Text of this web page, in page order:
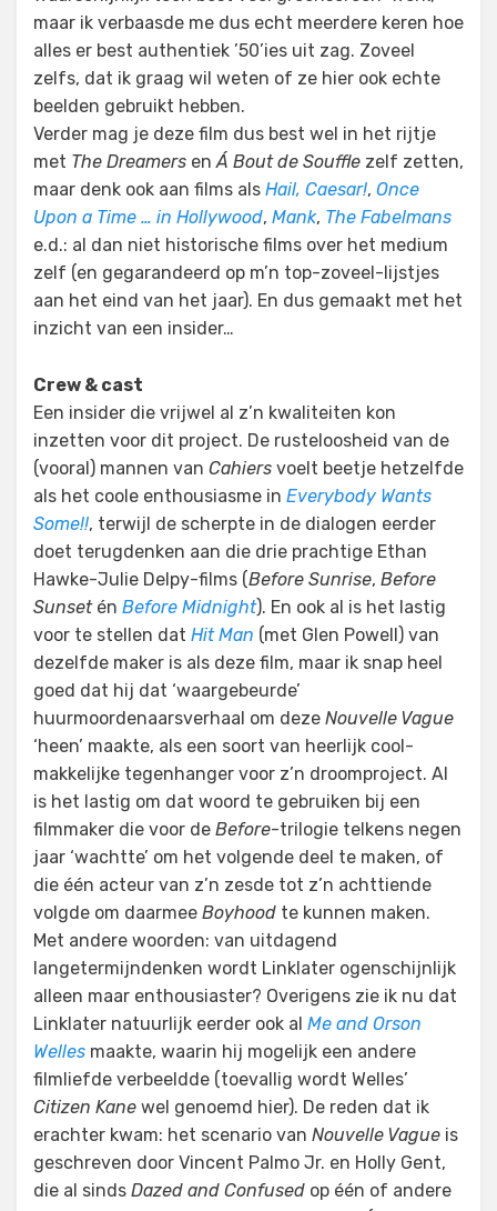
maar ik verbaasde me dus echt meerdere keren hoe
alles er best authentiek ’50’ies uit zag. Zoveel
zelfs, dat ik graag wil weten of ze hier ook echte
beelden gebruikt hebben.
Verder mag je deze film dus best wel in het rijtje
met The Dreamers enÁ Bout de Souffle zelf zetten,
maar denk ook aan films als Hail, Caesar!, Once
Upon a Time … in Hollywood, Mank, The Fabelmans
e.d.: al dan niet historische films over het medium
zelf (en gegarandeerd op m’n top-zoveel-lijstjes
aan het eind van het jaar). En dus gemaakt met het
inzicht van een insider…
Crew & cast
Een insider die vrijwel al z’n kwaliteiten kon
inzetten voor dit project. De rusteloosheid van de
(vooral) mannen van Cahiers voelt beetje hetzelfde
als het coole enthousiasme in Everybody Wants
Some!!, terwijl de scherpte in de dialogen eerder
doet terugdenken aan die drie prachtige Ethan
Hawke-Julie Delpy-films (Before Sunrise, Before
Sunsetén Before Midnight). En ook al is het lastig
voor te stellen dat Hit Man (met Glen Powell) van
dezelfde maker is als deze film, maar ik snap heel
goed dat hij dat ‘waargebeurde’
huurmoordenaarsverhaal om deze Nouvelle Vague
‘heen’ maakte, als een soort van heerlijk cool-
makkelijke tegenhanger voor z’n droomproject. Al
is het lastig om dat woord te gebruiken bij een
filmmaker die voor de Before-trilogie telkens negen
jaar ‘wachtte’ om het volgende deel te maken, of
die één acteur van z’n zesde tot z’n achttiende
volgde om daarmee Boyhood te kunnen maken.
Met andere woorden: van uitdagend
langetermijndenken wordt Linklater ogenschijnlijk
alleen maar enthousiaster? Overigens zie ik nu dat
Linklater natuurlijk eerder ook al Me and Orson
Welles maakte, waarin hij mogelijk een andere
filmliefde verbeeldde (toevallig wordt Welles’
Citizen Kane wel genoemd hier). De reden dat ik
erachter kwam: het scenario van Nouvelle Vague is
geschreven door Vincent Palmo Jr. en Holly Gent,
die al sinds Dazed and Confused op één of andere